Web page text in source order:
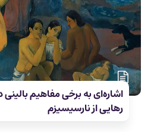
اشاره‌ای به برخی مفاهیم بالینی
رهایی از نارسیسیزم